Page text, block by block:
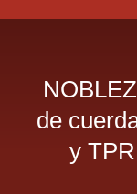
Dietas
de
y